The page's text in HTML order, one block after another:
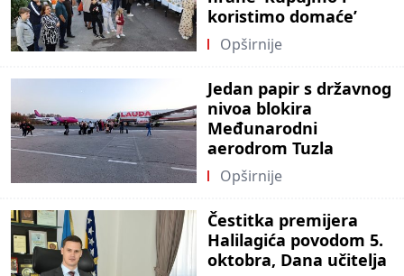
koristimo domaće’
Opširnije
Jedan papir s državnog
nivoa blokira
Međunarodni
aerodrom Tuzla
Opširnije
Čestitka premijera
Halilagića povodom 5.
oktobra, Dana učitelja